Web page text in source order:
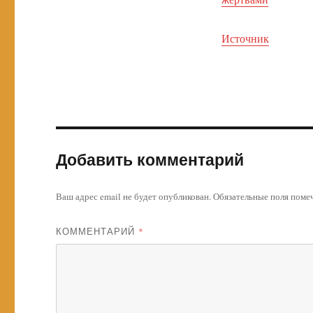
Источник
Добавить комментарий
Ваш адрес email не будет опубликован.Обязательные поля
КОММЕНТАРИЙ *